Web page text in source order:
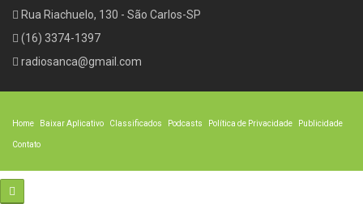
Rua Riachuelo, 130 - São Carlos-SP
(16) 3374-1397
radiosanca@gmail.com
Home Baixar Aplicativo Classificados Podcasts Política de Privacidade Publicidade
Contato